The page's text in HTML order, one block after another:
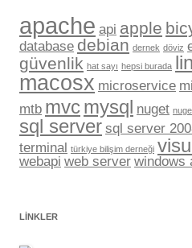
apache api apple
database debian dernek döviz
güvenlik hat sayı hepsi burada
macosx microservice
mtb mvcmysql nuget
sql server sql server
terminal türkiye bilişim derneği
webapi web server windows
LINKLER